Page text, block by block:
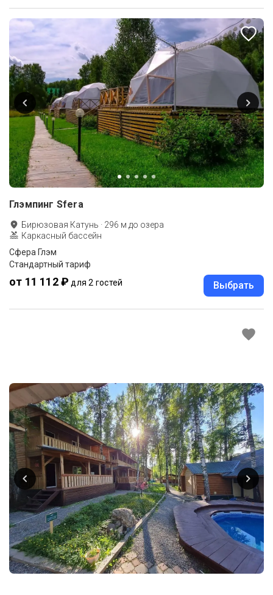
Глэмпинг Sfera
Бирюзовая Катунь · 296 м до озера
Каркасный бассейн
Сфера Глэм
Стандартный тариф
от 11 112 ₽ для 2 гостей Выбрать